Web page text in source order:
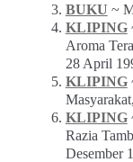
BUKU ~
KLIPING
Aroma
28 April
KLIPING
KLIPING
Razia
Desember